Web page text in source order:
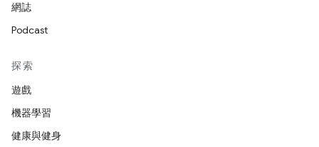
網誌
Podcast
探索
遊戲
機器學習
健康與健身